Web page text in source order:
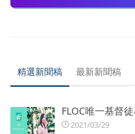
精選新聞稿 最新新聞稿
FLOC唯一基督
2021/03/29